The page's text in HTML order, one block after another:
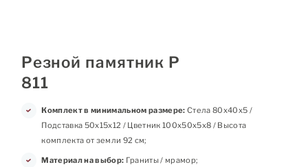
Резной памятник Р
811
Комплект в минимальном размере: Стела 80х40х5 /
Подставка 50х15х12 / Цветник 100х50х5х8 / Высота
комплекта от земли 92 см;
Материал на выбор: Граниты / мрамор;